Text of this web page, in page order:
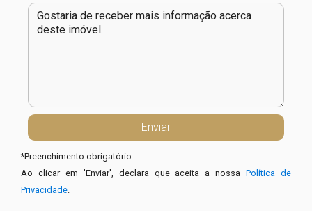
*Preenchimento obrigatório
Ao clicar em 'Enviar', declara que aceita a nossaPolítica de
Privacidade